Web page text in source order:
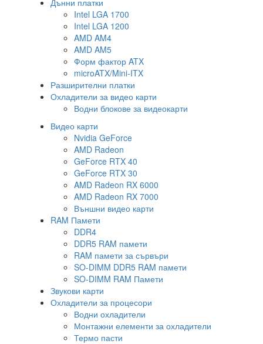
Дънни платки
Intel LGA 1700
Intel LGA 1200
AMD AM4
AMD AM5
Форм фактор ATX
microATX/Mini-ITX
Разширителни платки
Охладители за видео карти
Водни блокове за видеокарти
Видео карти
Nvidia GeForce
AMD Radeon
GeForce RTX 40
GeForce RTX 30
AMD Radeon RX 6000
AMD Radeon RX 7000
Външни видео карти
RAM Памети
DDR4
DDR5 RAM памети
RAM памети за сървъри
SO-DIMM DDR5 RAM памети
SO-DIMM RAM Памети
Звукови карти
Охладители за процесори
Водни охладители
Монтажни елементи за охладители
Термо пасти